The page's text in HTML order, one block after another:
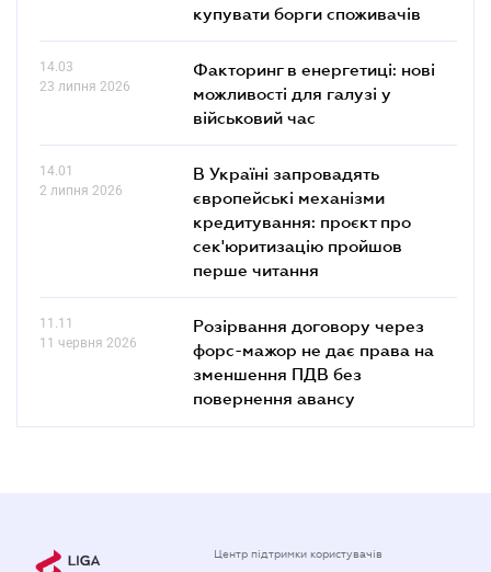
купувати борги споживачів
14.03
23 липня 2026
Факторинг в енергетиці: нові
можливості для галузі у
військовий час
14.01
2 липня 2026
В Україні запровадять
європейські механізми
кредитування: проєкт про
сек'юритизацію пройшов
перше читання
11.11
11 червня 2026
Розірвання договору через
форс-мажор не дає права на
зменшення ПДВ без
повернення авансу
Центр підтримки користувачів